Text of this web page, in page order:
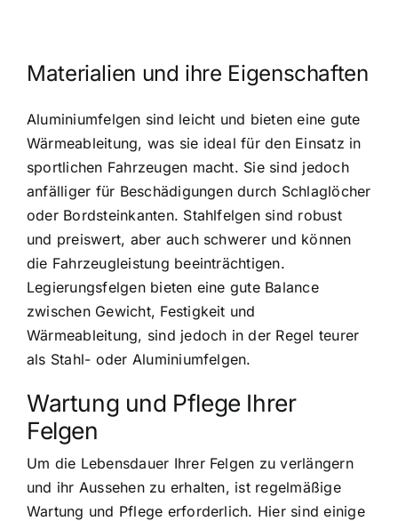
Materialien und ihre Eigenschaften
Aluminiumfelgen sind leicht und bieten eine gute
Wärmeableitung, was sie ideal für den Einsatz in
sportlichen Fahrzeugen macht. Sie sind jedoch
anfälliger für Beschädigungen durch Schlaglöcher
oder Bordsteinkanten. Stahlfelgen sind robust
und preiswert, aber auch schwerer und können
die Fahrzeugleistung beeinträchtigen.
Legierungsfelgen bieten eine gute Balance
zwischen Gewicht, Festigkeit und
Wärmeableitung, sind jedoch in der Regel teurer
als Stahl- oder Aluminiumfelgen.
Wartung und Pflege Ihrer
Felgen
Um die Lebensdauer Ihrer Felgen zu verlängern
und ihr Aussehen zu erhalten, ist regelmäßige
Wartung und Pflege erforderlich. Hier sind einige